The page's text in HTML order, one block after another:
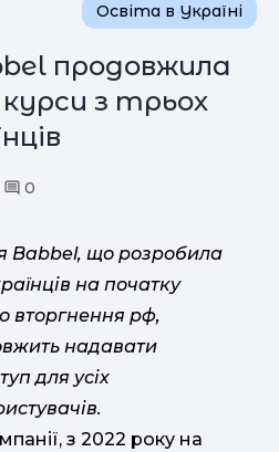
Освіта в Україні
продовжила
з трьох
0
Babbel, що розробила
на початку
вторгнення рф,
надавати
для усіх
з 2022 року на